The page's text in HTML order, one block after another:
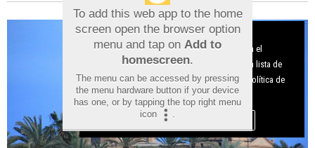
To add this web app to the home
screen open the browser option
menu and tap on Add to
homescreen.
The menu can be accessed by pressing
the menu hardware button if your device
has one, or by tapping the top right menu
icon
.
Aviso sobre el Uso de cookies:
Utilizamos cookies nuestras y de terceros para el
funcionamiento del digital. Puedes consultar la lista de
cookies y como desconectarlas. Ver nuestra Política de
Privacidad y Cookies
Aceptar Cookies